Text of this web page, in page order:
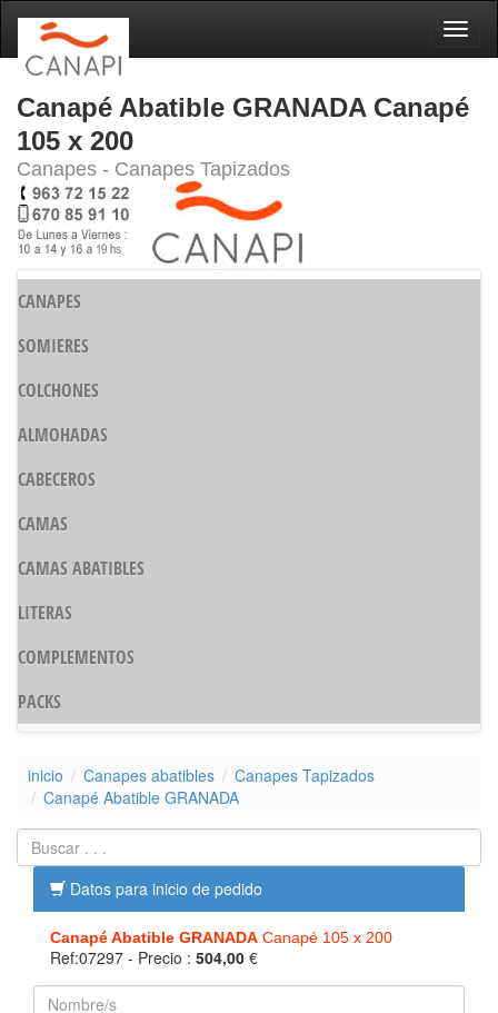
Canapé Abatible GRANADA Canapé
105 x 200
Canapes - Canapes Tapizados
CANAPES
SOMIERES
COLCHONES
ALMOHADAS
CABECEROS
CAMAS
CAMAS ABATIBLES
LITERAS
COMPLEMENTOS
PACKS
inicio Canapes abatibles
Canapes Tapizados
Canapé Abatible GRANADA
Datos para inicio de pedido
Canapé Abatible GRANADA Canapé 105 x 200
Ref:07297 - Precio : 504,00 €